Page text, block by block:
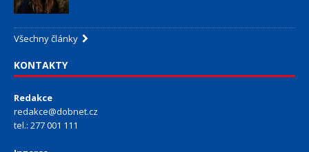
Všechny články
KONTAKTY
Redakce
redakce@dobnet.cz
tel.: 277 001 111